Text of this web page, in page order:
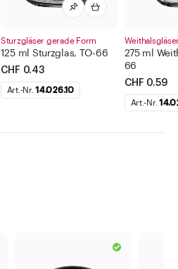
Sturzgläser gerade Form
125 ml Sturzglas, TO-66
CHF 0.43
Art.-Nr.14.026.10
275 ml
66
CHF 0.59
Art.-Nr.